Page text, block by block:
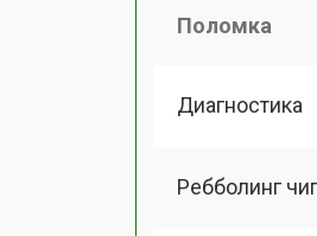
Поломка
Диагностика
Ребболинг